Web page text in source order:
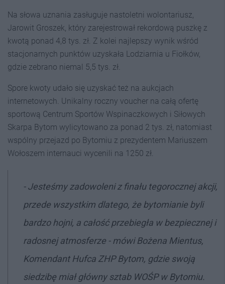
Na słowa uznania zasługuje nastoletni wolontariusz,
Jarowit Groszek, który zarejestrował rekordową puszkę z
kwotą ponad 4,8 tys. zł. Z kolei najlepszy wynik wśród
stacjonarnych punktów uzyskała Lodziarnia u Fiołków,
gdzie zebrano niemal 5,5 tys. zł.
Spore kwoty udało się uzyskać też na aukcjach
internetowych. Unikalny roczny voucher na całą ofertę
sportową Centrum Sportów Wspinaczkowych i Siłowych
Skarpa Bytom wylicytowano za ponad 2 tys. zł, natomiast
wspólny przejazd po Bytomiu z prezydentem Mariuszem
Wołoszem internauci wycenili na 1250 zł.
- Jesteśmy zadowoleni z finału tegorocznej akcji,
przede wszystkim dlatego, że bytomianie byli
bardzo hojni, a całość przebiegła w bezpiecznej i
radosnej atmosferze - mówi Bożena Mientus,
Komendant Hufca ZHP Bytom, gdzie swoją
siedzibę miał główny sztab WOŚP w Bytomiu.